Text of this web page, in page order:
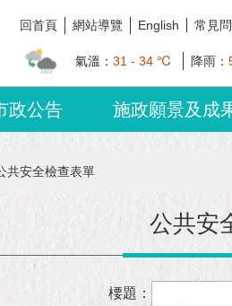
回首頁 網站導覽 English 常見
氣溫： 31 - 34 ℃ 降雨：
政公告 施政願景及成
共安全檢查表單
公共安
楆題：